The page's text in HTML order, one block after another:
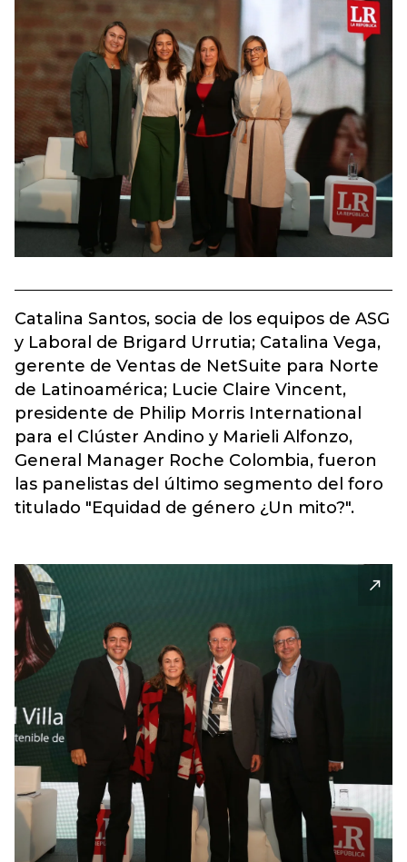
Catalina Santos, socia de los equipos de ASG
y Laboral de Brigard Urrutia; Catalina Vega,
gerente de Ventas de NetSuite para Norte
de Latinoamérica; Lucie Claire Vincent,
presidente de Philip Morris International
para el Clúster Andino y Marieli Alfonzo,
General Manager Roche Colombia, fueron
las panelistas del último segmento del foro
titulado "Equidad de género ¿Un mito?".